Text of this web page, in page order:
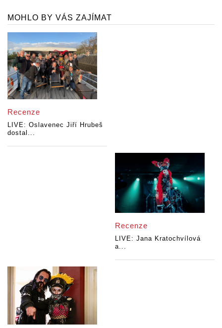
MOHLO BY VÁS ZAJÍMAT
Recenze
LIVE: Oslavenec Jiří Hrubeš
dostal...
Recenze
LIVE: Jana Kratochvílová
a...